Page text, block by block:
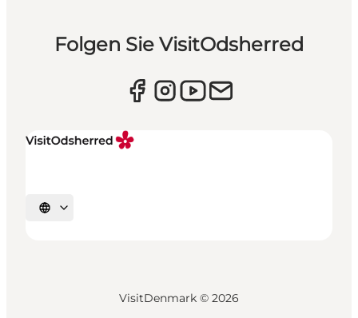
Folgen Sie VisitOdsherred
Sprache auswählen
VisitDenmark © 2026